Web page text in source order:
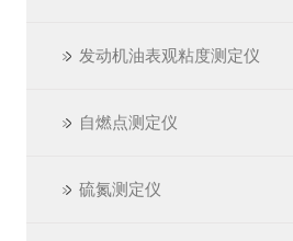
发动机油表观粘度测定仪
自燃点测定仪
硫氮测定仪